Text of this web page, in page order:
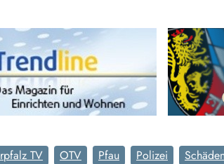
TV OTV Pfau Polizei